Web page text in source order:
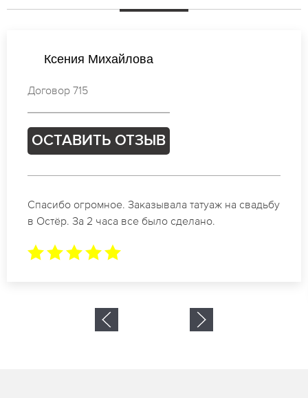
Валентина Новикова
Договор 985
ОСТАВИТЬ ОТЗЫВ
Отличные специалисты своего дела по
коррекции бровей в Остёр. Замечательный